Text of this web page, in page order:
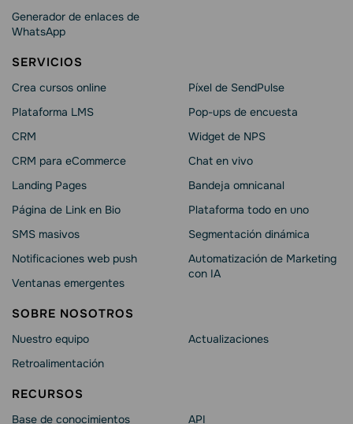
Generador de enlaces de
WhatsApp
SERVICIOS
Crea cursos online
Plataforma LMS
CRM
CRM para eCommerce
Landing Pages
Página de Link en Bio
SMS masivos
Notificaciones web push
Ventanas emergentes
Píxel de SendPulse
Pop-ups de encuesta
Widget de NPS
Chat en vivo
Bandeja omnicanal
Plataforma todo en uno
Segmentación dinámica
Automatización de Marketing
con IA
SOBRE NOSOTROS
Nuestro equipo
Retroalimentación
Actualizaciones
RECURSOS
Base de conocimientos
API